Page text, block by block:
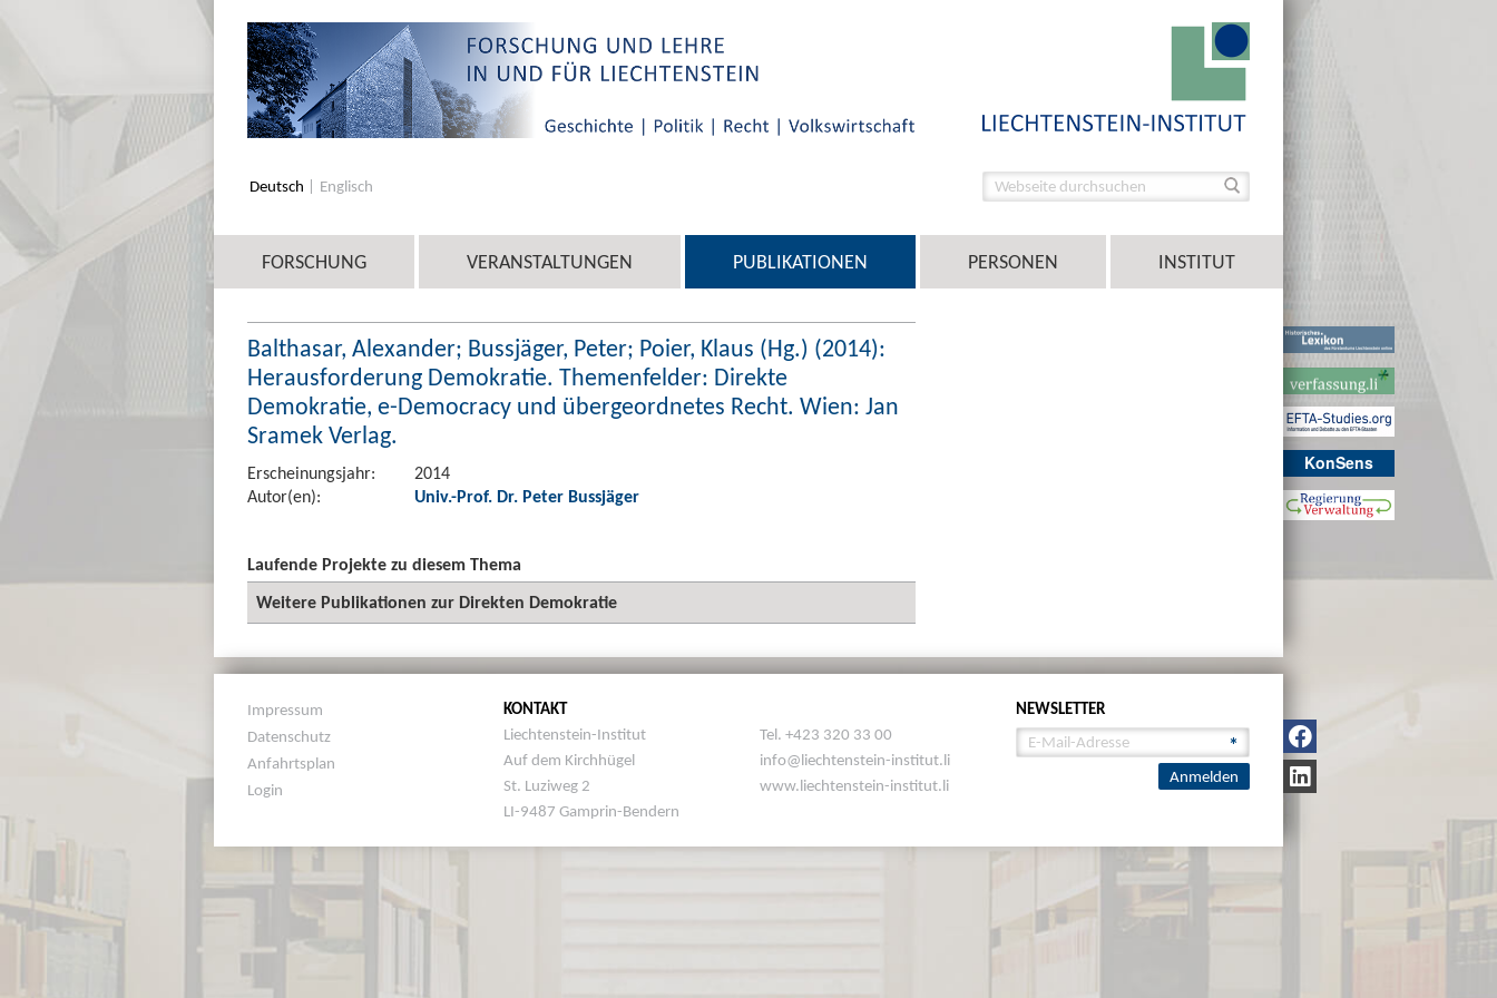
KonSens
Deutsch Englisch
FORSCHUNG VERANSTALTUNGEN PUBLIKATIONEN PERSONEN INSTITUT
Balthasar, Alexander; Bussjäger, Peter; Poier, Klaus (Hg.) (2014):
Herausforderung Demokratie. Themenfelder: Direkte
Demokratie, e-Democracy und übergeordnetes Recht. Wien: Jan
Sramek Verlag.
Erscheinungsjahr:
2014
Autor(en):
Univ.-Prof. Dr. Peter Bussjäger
Laufende Projekte zu diesem Thema
Weitere Publikationen zur Direkten Demokratie
Impressum
Datenschutz
Anfahrtsplan
Login
KONTAKT
Liechtenstein-Institut
Auf dem Kirchhügel
St. Luziweg 2
LI-9487 Gamprin-Bendern
Tel. +423 320 33 00
info@liechtenstein-institut.li
www.liechtenstein-institut.li
NEWSLETTER